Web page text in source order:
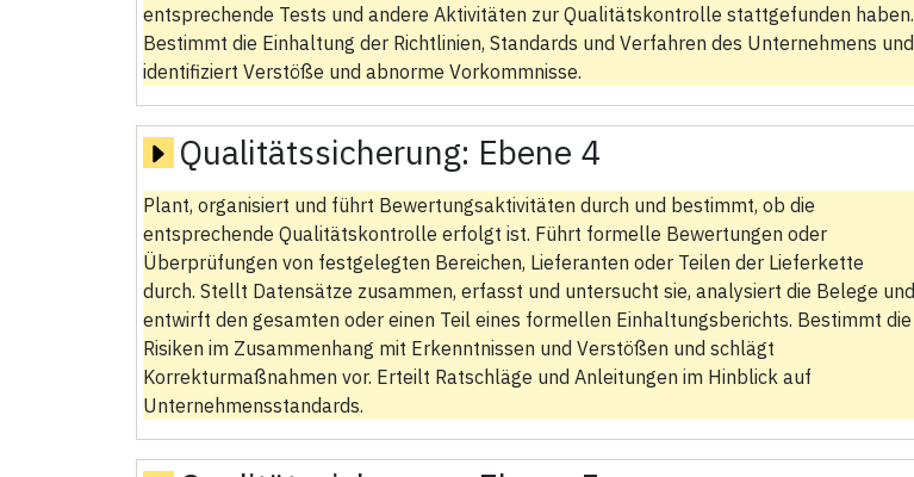
entsprechende Tests und andere Aktivitäten zur Qualitätskontrolle stattgefunden haben.
Bestimmt die Einhaltung der Richtlinien, Standards und Verfahren des Unternehmens und
identifiziert Verstöße und abnorme Vorkommnisse.
Qualitätssicherung: Ebene 4
Plant, organisiert und führt Bewertungsaktivitäten durch und bestimmt, ob die
entsprechende Qualitätskontrolle erfolgt ist. Führt formelle Bewertungen oder
Überprüfungen von festgelegten Bereichen, Lieferanten oder Teilen der Lieferkette
durch. Stellt Datensätze zusammen, erfasst und untersucht sie, analysiert die Belege und
entwirft den gesamten oder einen Teil eines formellen Einhaltungsberichts. Bestimmt die
Risiken im Zusammenhang mit Erkenntnissen und Verstößen und schlägt
Korrekturmaßnahmen vor. Erteilt Ratschläge und Anleitungen im Hinblick auf
Unternehmensstandards.